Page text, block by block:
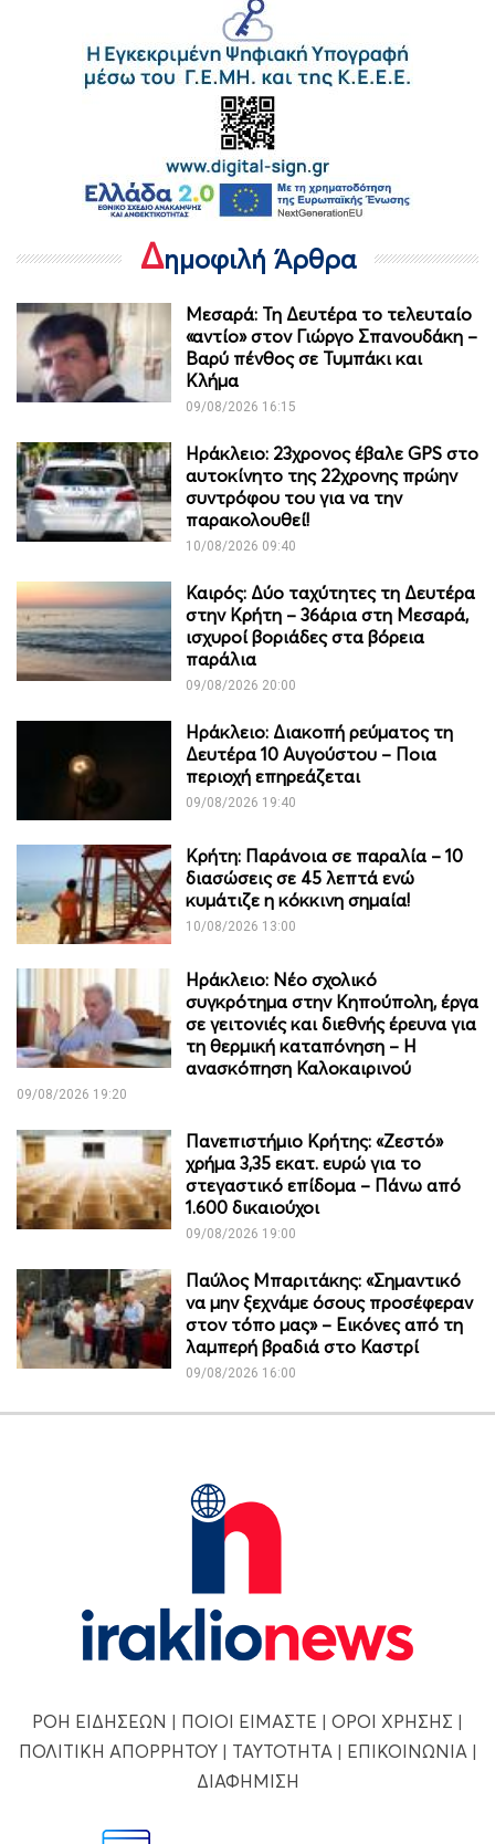
Δημοφιλή Άρθρα
Μεσαρά: Τη Δευτέρα το τελευταίο
«αντίο» στον Γιώργο Σπανουδάκη –
Βαρύ πένθος σε Τυμπάκι και
Κλήμα
09/08/2026 16:15
Ηράκλειο: 23χρονος έβαλε GPS στο
αυτοκίνητο της 22χρονης πρώην
συντρόφου του για να την
παρακολουθεί!
10/08/2026 09:40
Καιρός: Δύο ταχύτητες τη Δευτέρα
στην Κρήτη – 36άρια στη Μεσαρά,
ισχυροί βοριάδες στα βόρεια
παράλια
09/08/2026 20:00
Ηράκλειο: Διακοπή ρεύματος τη
Δευτέρα 10 Αυγούστου – Ποια
περιοχή επηρεάζεται
09/08/2026 19:40
Κρήτη: Παράνοια σε παραλία – 10
διασώσεις σε 45 λεπτά ενώ
κυμάτιζε η κόκκινη σημαία!
10/08/2026 13:00
Ηράκλειο: Νέο σχολικό
συγκρότημα στην Κηπούπολη, έργα
σε γειτονιές και διεθνής έρευνα για
τη θερμική καταπόνηση – Η
ανασκόπηση Καλοκαιρινού
09/08/2026 19:20
Πανεπιστήμιο Κρήτης: «Ζεστό»
χρήμα 3,35 εκατ. ευρώ για το
στεγαστικό επίδομα – Πάνω από
1.600 δικαιούχοι
09/08/2026 19:00
Παύλος Μπαριτάκης: «Σημαντικό
να μην ξεχνάμε όσους προσέφεραν
στον τόπο μας» – Εικόνες από τη
λαμπερή βραδιά στο Καστρί
09/08/2026 16:00
ΡΟΗ ΕΙΔΗΣΕΩΝ | ΠΟΙΟΙ ΕΙΜΑΣΤΕ | ΟΡΟΙ ΧΡΗΣΗΣ |
ΠΟΛΙΤΙΚΗ ΑΠΟΡΡΗΤΟΥ| ΤΑΥΤΟΤΗΤΑ | ΕΠΙΚΟΙΝΩΝΙΑ |
ΔΙΑΦΗΜΙΣΗ